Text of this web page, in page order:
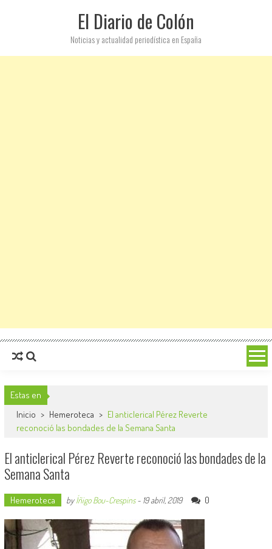
El Diario de Colón
Noticias y actualidad periodística en España
Estas en
Inicio > Hemeroteca > El anticlerical Pérez Reverte
reconoció las bondades de la Semana Santa
El anticlerical Pérez Reverte reconoció las bondades de la
Semana Santa
Hemeroteca byÍñigo Bou-Crespins- 19 abril, 2019 0